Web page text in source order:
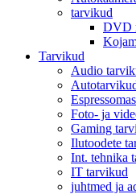
tarvikud
DVD
Tarvikud
Audio
Foto- ja
Gaming
Ilutoodete
Int. tehnika
IT tarvikud
juhtmed ja